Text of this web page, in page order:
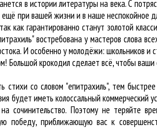
в истории литературы на века. С
при вашей жизни и в наше неспокойное
как гарантированно станут золотой
востребована у мастеров слова
И особенно у молодёжи: школьников и
Большой крокодил cделает всё, чтобы
со словом "епитрахиль", тем
будет иметь колоссальный
сочинительство. Поэтому не теряйте
победу, приближающую вас к